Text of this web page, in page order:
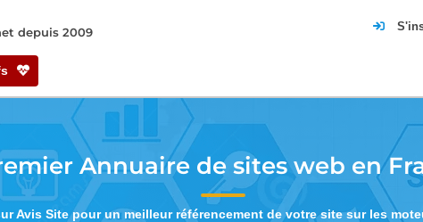
depuis 2009
Annuaire de sites web en
Avis Site pour un meilleur référencement de votre site sur les